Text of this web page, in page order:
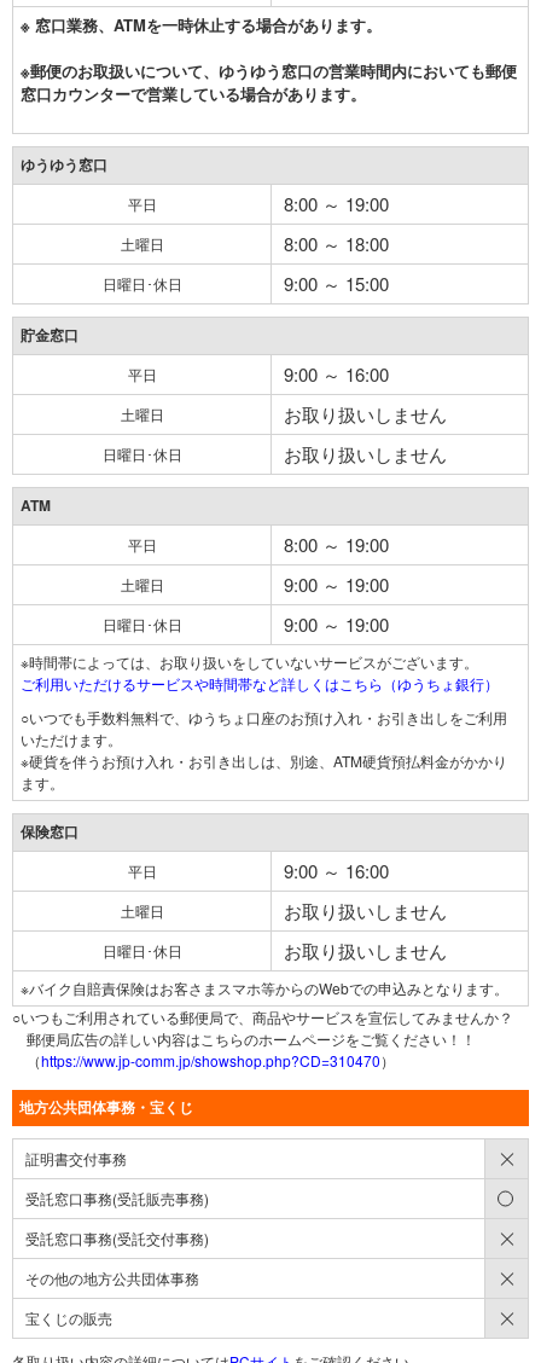
※ 窓口業務、ATMを一時休止する場合があります。
※郵便のお取扱いについて、ゆうゆう窓口の営業時間内においても郵便
窓口カウンターで営業している場合があります。
ゆうゆう窓口
平日 8:00 ～ 19:00
土曜日 8:00 ～ 18:00
日曜日･休日 9:00 ～ 15:00
貯金窓口
平日 9:00 ～ 16:00
土曜日 お取り扱いしません
日曜日･休日 お取り扱いしません
ATM
平日 8:00 ～ 19:00
土曜日 9:00 ～ 19:00
日曜日･休日 9:00 ～ 19:00
※時間帯によっては、お取り扱いをしていないサービスがございます。
ご利用いただけるサービスや時間帯など詳しくはこちら（ゆうちょ銀行）
○いつでも手数料無料で、ゆうちょ口座のお預け入れ・お引き出しをご利用
いただけます。
※硬貨を伴うお預け入れ・お引き出しは、別途、ATM硬貨預払料金がかかり
ます。
保険窓口
平日 9:00 ～ 16:00
土曜日 お取り扱いしません
日曜日･休日 お取り扱いしません
※バイク自賠責保険はお客さまスマホ等からのWebでの申込みとなります。
○いつもご利用されている郵便局で、商品やサービスを宣伝してみませんか？
郵便局広告の詳しい内容はこちらのホームページをご覧ください！！
（https://www.jp-comm.jp/showshop.php?CD=310470）
地方公共団体事務・宝くじ
証明書交付事務
受託窓口事務(受託販売事務)
受託窓口事務(受託交付事務)
その他の地方公共団体事務
宝くじの販売